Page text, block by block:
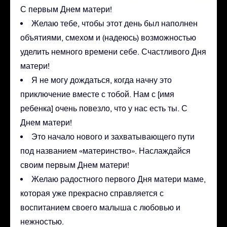
С первым Днем матери!
Желаю тебе, чтобы этот день был наполнен
объятиями, смехом и (надеюсь) возможностью
уделить немного времени себе. Счастливого Дня
матери!
Я не могу дождаться, когда начну это
приключение вместе с тобой. Нам с [имя
ребенка] очень повезло, что у нас есть ты. С
Днем матери!
Это начало нового и захватывающего пути
под названием «материнство». Наслаждайся
своим первым Днем матери!
Желаю радостного первого Дня матери маме,
которая уже прекрасно справляется с
воспитанием своего малыша с любовью и
нежностью.